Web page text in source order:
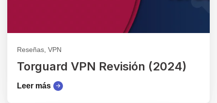
Reseñas, VPN
Torguard VPN Revisión (2024)
Leer más